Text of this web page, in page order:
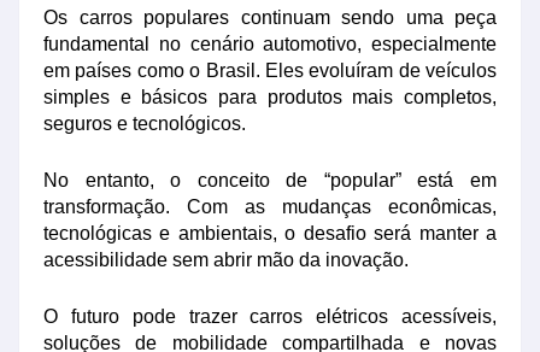
Os carros populares continuam sendo uma peça
fundamental no cenário automotivo, especialmente
em países como o Brasil. Eles evoluíram de veículos
simples e básicos para produtos mais completos,
seguros e tecnológicos.
No entanto, o conceito de “popular” está em
transformação. Com as mudanças econômicas,
tecnológicas e ambientais, o desafio será manter a
acessibilidade sem abrir mão da inovação.
O futuro pode trazer carros elétricos acessíveis,
soluções de mobilidade compartilhada e novas